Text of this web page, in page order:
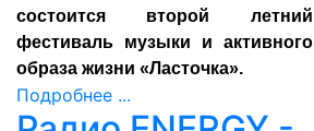
состоится второй летний
фестиваль музыки и активного
образа жизни «Ласточка».
Подробнее ...